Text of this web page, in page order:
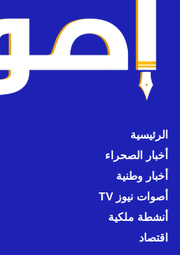
الرئيسية
أخبار الصحراء
أخبار وطنية
أصوات نيوز TV
أنشطة ملكية
اقتصاد